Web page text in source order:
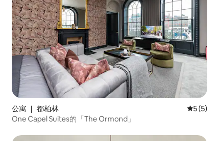
公寓 ｜ 都柏林 平均评分
5 (5)
One Capel Suites的「The Ormond」